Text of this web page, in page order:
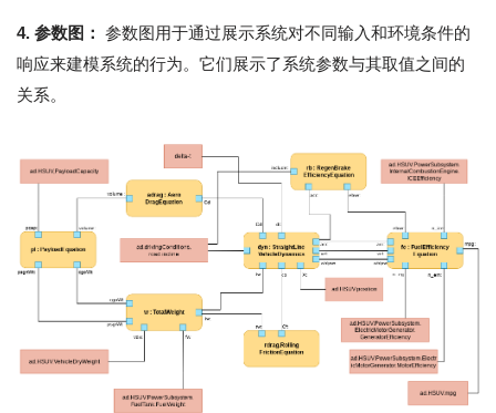
4. 参数图： 参数图用于通过展示系统对不同输入和环境条件的
响应来建模系统的行为。它们展示了系统参数与其取值之间的
关系。